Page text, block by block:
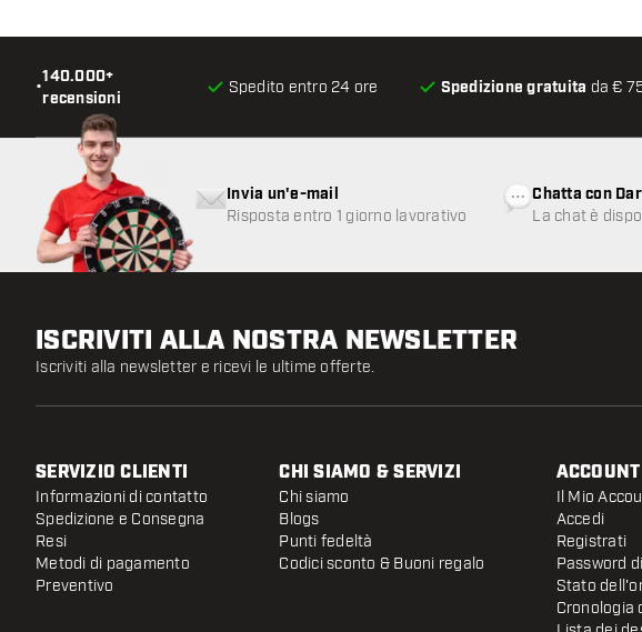
•
140.000+
recensioni
Spedito entro 24 ore Spedizione gratuita da €
Invia un'e-mail
Risposta entro 1 giorno lavorativo
Chatta con
La chat è
ISCRIVITI ALLA NOSTRA NEWSLETTER
Iscriviti alla newsletter e ricevi le ultime offerte.
SERVIZIO CLIENTI
Informazioni di contatto
Spedizione e Consegna
Resi
Metodi di pagamento
Preventivo
CHI SIAMO & SERVIZI
Chi siamo
Blogs
Punti fedeltà
Codici sconto & Buoni regalo
ACCOUNT
Il Mio
Accedi
Registrati
Password
Stato
Cronologia